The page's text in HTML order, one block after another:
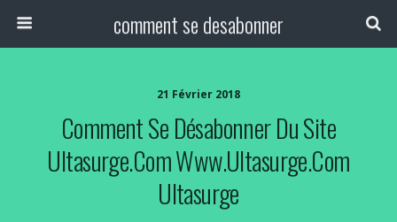
comment se desabonner
21 Février 2018
Comment Se Désabonner Du Site
Ultasurge.com Www.ultasurge.com
Ultasurge